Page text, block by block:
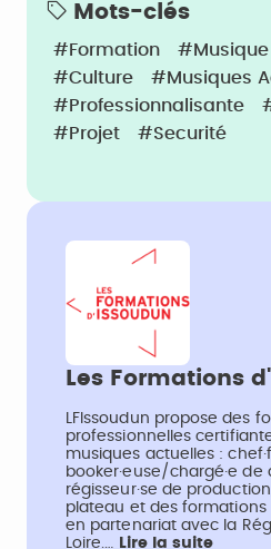
Mots-clés
#Formation #Musique
#Culture
#Musiques
#Professionnalisante
#Projet
#Securité
Les Formations
LFIssoudun propose des
professionnelles
musiques actuelles :
booker·euse/chargé·e de
régisseur·se de
plateau et des formations
en partenariat avec la
Loire.… Lire la suite